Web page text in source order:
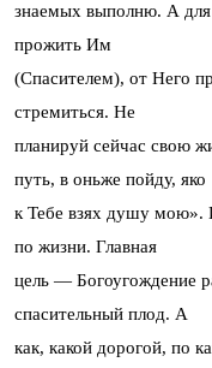
знаемых выполню. А
прожить Им
(Спасителем), от Него
стремиться. Не
планируй сейчас свою
путь, в оньже пойду, яко
к Тебе взях душу мою».
по жизни. Главная
цель — Богоугождение
спасительный плод. А
как, какой дорогой, по